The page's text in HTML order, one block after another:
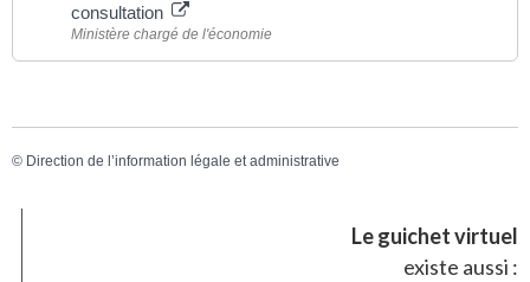
consultation
Ministère chargé de l'économie
© Direction de l’information légale et administrative
Le guichet virtuel
existe aussi :